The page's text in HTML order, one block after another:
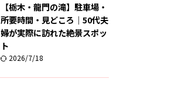
【栃木・龍門の滝】駐車場・
所要時間・見どころ｜50代夫
婦が実際に訪れた絶景スポッ
ト
2026/7/18